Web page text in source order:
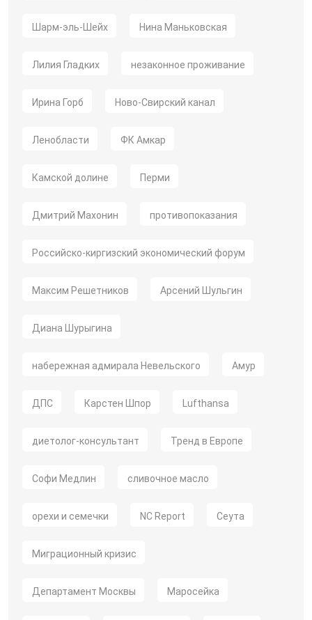
Шарм-эль-Шейх Нина Маньковская
Лилия Гладких незаконное проживание
Ирина Горб Ново-Свирский канал
Ленобласти ФК Амкар
Камской долине Перми
Дмитрий Махонин противопоказания
Российско-киргизский экономический форум
Максим Решетников Арсений Шульгин
Диана Шурыгина
набережная адмирала Невельского Амур
ДПС Карстен Шпор Lufthansa
диетолог-консультант Тренд в Европе
Софи Медлин сливочное масло
орехи и семечки NC Report Сеута
Миграционный кризис
Департамент Москвы Маросейка